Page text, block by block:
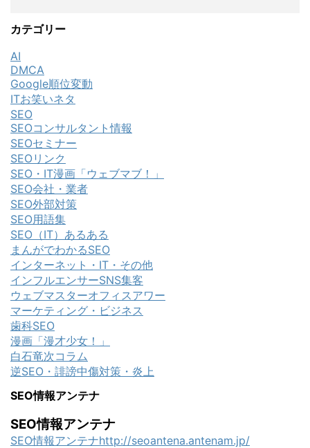
カテゴリー
AI
DMCA
Google順位変動
ITお笑いネタ
SEO
SEOコンサルタント情報
SEOセミナー
SEOリンク
SEO・IT漫画「ウェブマブ！」
SEO会社・業者
SEO外部対策
SEO用語集
SEO（IT）あるある
まんがでわかるSEO
インターネット・IT・その他
インフルエンサーSNS集客
ウェブマスターオフィスアワー
マーケティング・ビジネス
歯科SEO
漫画「漫才少女！」
白石竜次コラム
逆SEO・誹謗中傷対策・炎上
SEO情報アンテナ
SEO情報アンテナ
SEO情報アンテナhttp://seoantena.antenam.jp/